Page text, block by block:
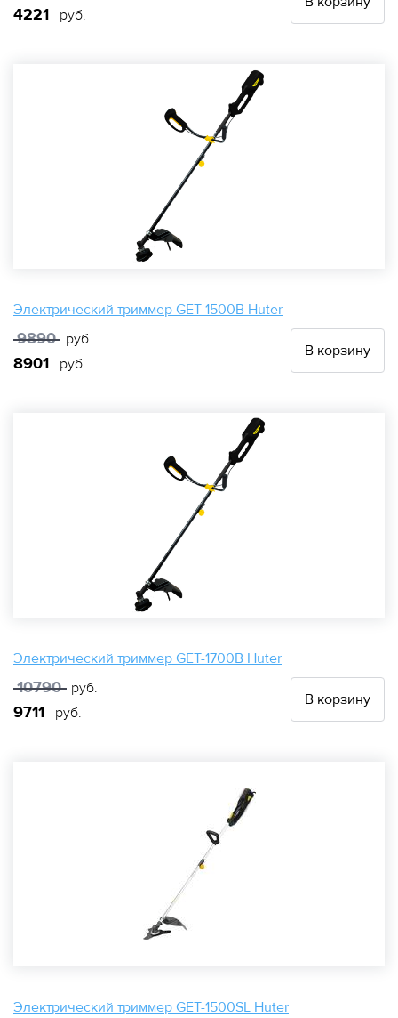
4221
руб.
Электрический триммер GET-1500B Huter
9890 руб.
8901 руб.
В корзину
Электрический триммер GET-1700B Huter
10790 руб.
9711 руб.
В корзину
Электрический триммер GET-1500SL Huter